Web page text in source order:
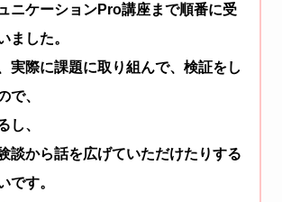
ニケーションPro講座まで順番に受
ました。
実際に課題に取り組んで、 検証をし
で、
し、
談から話を広げていただけたりする
です。